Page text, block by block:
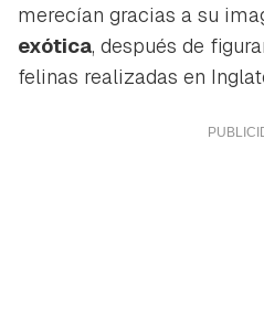
merecían gracias a su
exótica, después de
felinas realizadas en